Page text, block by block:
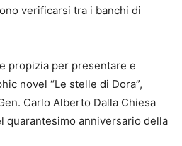
verificarsi tra i banchi di
propizia per presentare e
novel “Le stelle di Dora”,
Carlo Alberto Dalla Chiesa
quarantesimo anniversario della